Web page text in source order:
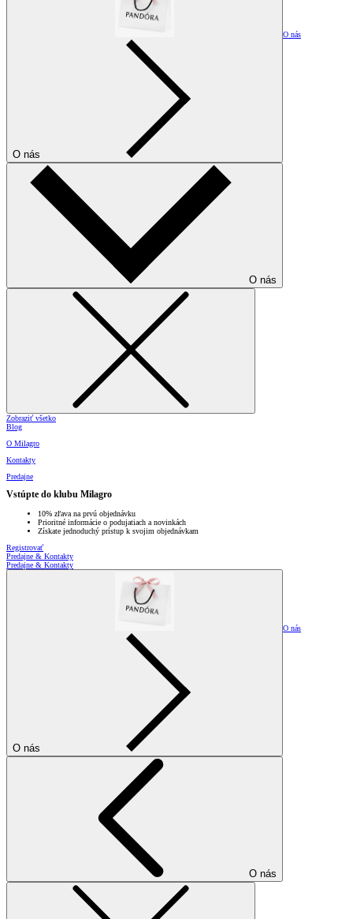
O nás
O nás
O nás
Zobraziť všetko
Blog
O Milagro
Kontakty
Predajne
Vstúpte do klubu Milagro
10% zľava na prvú objednávku
Prioritné informácie o podujatiach a novinkách
Získate jednoduchý prístup k svojim objednávkam
Registrovať
Predajne & Kontakty
Predajne & Kontakty
O nás
O nás
O nás